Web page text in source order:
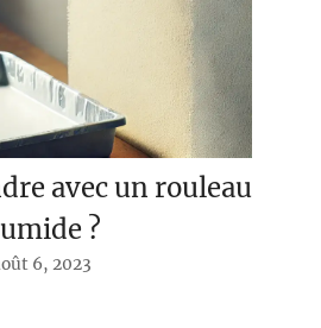
avec un rouleau
?
6, 2023